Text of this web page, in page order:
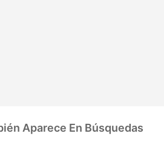
Aparece En Búsquedas